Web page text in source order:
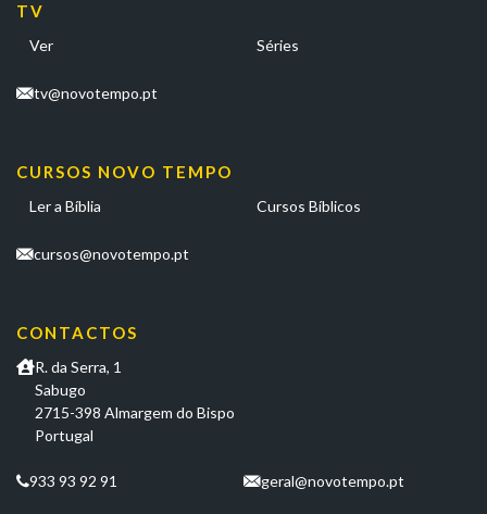
TV
Ver Séries
tv@novotempo.pt
CURSOS NOVO TEMPO
Ler a Bíblia Cursos Bíblicos
cursos@novotempo.pt
CONTACTOS
R. da Serra, 1
Sabugo
2715-398 Almargem do Bispo
Portugal
933 93 92 91 geral@novotempo.pt